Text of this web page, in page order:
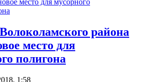
района
место для
полигона
1:58